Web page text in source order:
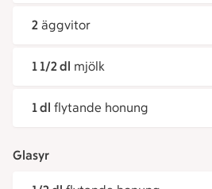
2 äggvitor
1 1/2 dl mjölk
1 dl flytande honung
Glasyr